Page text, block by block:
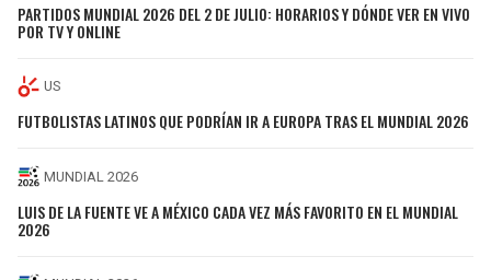
PARTIDOS MUNDIAL 2026 DEL 2 DE JULIO: HORARIOS Y DÓNDE VER EN VIVO
POR TV Y ONLINE
US
FUTBOLISTAS LATINOS QUE PODRÍAN IR A EUROPA TRAS EL MUNDIAL 2026
MUNDIAL 2026
LUIS DE LA FUENTE VE A MÉXICO CADA VEZ MÁS FAVORITO EN EL MUNDIAL
2026